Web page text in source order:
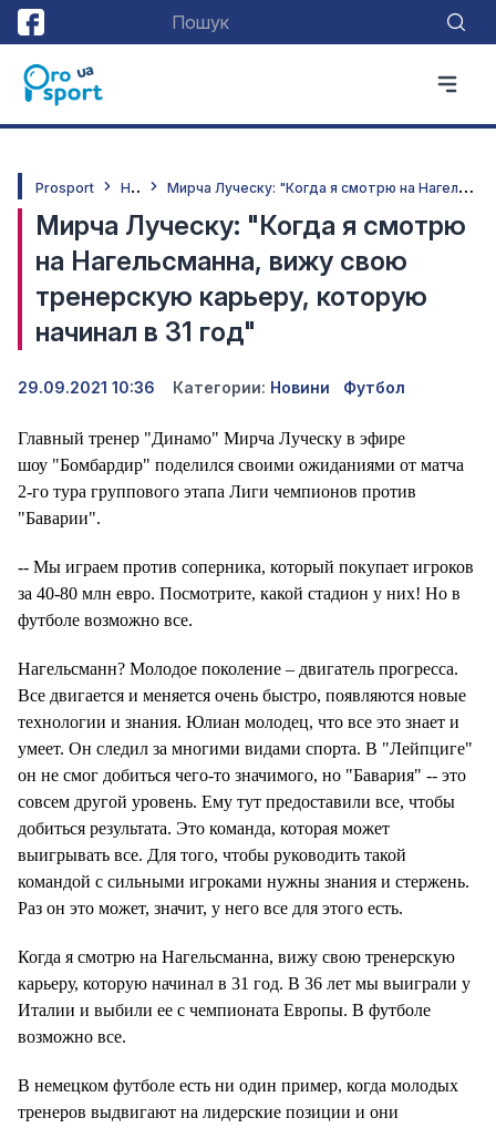
Prosport Н
овини М
ирча Луческу: "Когда я смотрю на Нагельсманна, вижу свою тренерскую карьеру, которую начинал в 31 год"
Мирча Луческу: "Когда я смотрю
на Нагельсманна, вижу свою
тренерскую карьеру, которую
начинал в 31 год"
29.09.2021 10:36 Категории: Новини Футбол
Главный тренер "Динамо" Мирча Луческу в эфире
шоу "Бомбардир" поделился своими ожиданиями от матча
2-го тура группового этапа Лиги чемпионов против
"Баварии".
-- Мы играем против соперника, который покупает игроков
за 40-80 млн евро. Посмотрите, какой стадион у них! Но в
футболе возможно все.
Нагельсманн? Молодое поколение – двигатель прогресса.
Все двигается и меняется очень быстро, появляются новые
технологии и знания. Юлиан молодец, что все это знает и
умеет. Он следил за многими видами спорта. В "Лейпциге"
он не смог добиться чего-то значимого, но "Бавария" -- это
совсем другой уровень. Ему тут предоставили все, чтобы
добиться результата. Это команда, которая может
выигрывать все. Для того, чтобы руководить такой
командой с сильными игроками нужны знания и стержень.
Раз он это может, значит, у него все для этого есть.
Когда я смотрю на Нагельсманна, вижу свою тренерскую
карьеру, которую начинал в 31 год. В 36 лет мы выиграли у
Италии и выбили ее с чемпионата Европы. В футболе
возможно все.
В немецком футболе есть ни один пример, когда молодых
тренеров выдвигают на лидерские позиции и они